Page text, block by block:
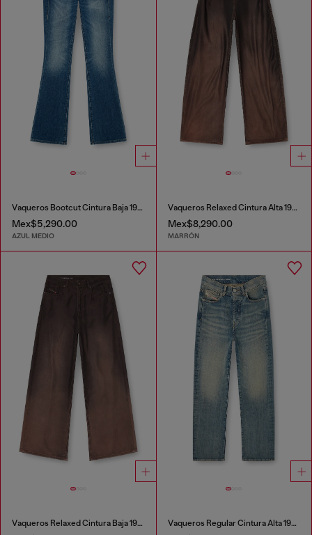
Vaqueros Bootcut Cintura Baja 1969 D-Ebbey
Mex$5,290.00
AZUL MEDIO
Vaqueros Relaxed Cintura Alta 1987 D-Khelz
Mex$8,290.00
MARRÓN
Vaqueros Relaxed Cintura Baja 1996 D-Sire Vaqueros Regular Cintura Alta 1971 D-Sent